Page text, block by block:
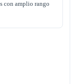
con amplio rango